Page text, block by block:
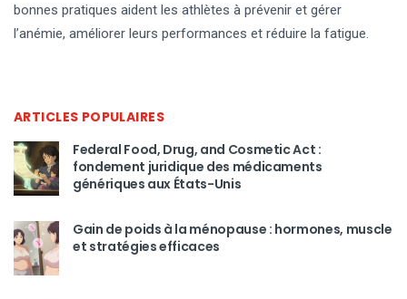
bonnes pratiques aident les athlètes à prévenir et gérer
l’anémie, améliorer leurs performances et réduire la fatigue.
ARTICLES POPULAIRES
Federal Food, Drug, and Cosmetic Act :
fondement juridique des médicaments
génériques aux États-Unis
Gain de poids à la ménopause : hormones, muscle
et stratégies efficaces